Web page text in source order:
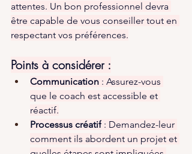
attentes. Un bon professionnel devra
être capable de vous conseiller tout en
respectant vos préférences.
Points à considérer :
Communication : Assurez-vous
que le coach est accessible et
réactif.
Processus créatif : Demandez-leur
comment ils abordent un projet et